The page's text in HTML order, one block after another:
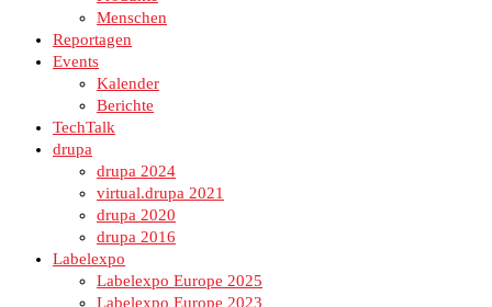
Menschen
Reportagen
Events
Kalender
Berichte
TechTalk
drupa
drupa 2024
virtual.drupa 2021
drupa 2020
drupa 2016
Labelexpo
Labelexpo Europe 2025
Labelexpo Europe 2023